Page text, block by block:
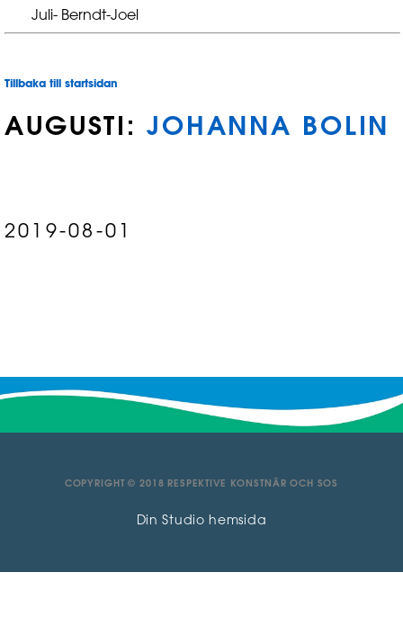
Juli- Berndt-Joel
Tillbaka till startsidan
AUGUSTI: JOHANNA BOLIN
2019-08-01
COPYRIGHT © 2018 RESPEKTIVE KONSTNÄR OCH SOS
Din Studio hemsida